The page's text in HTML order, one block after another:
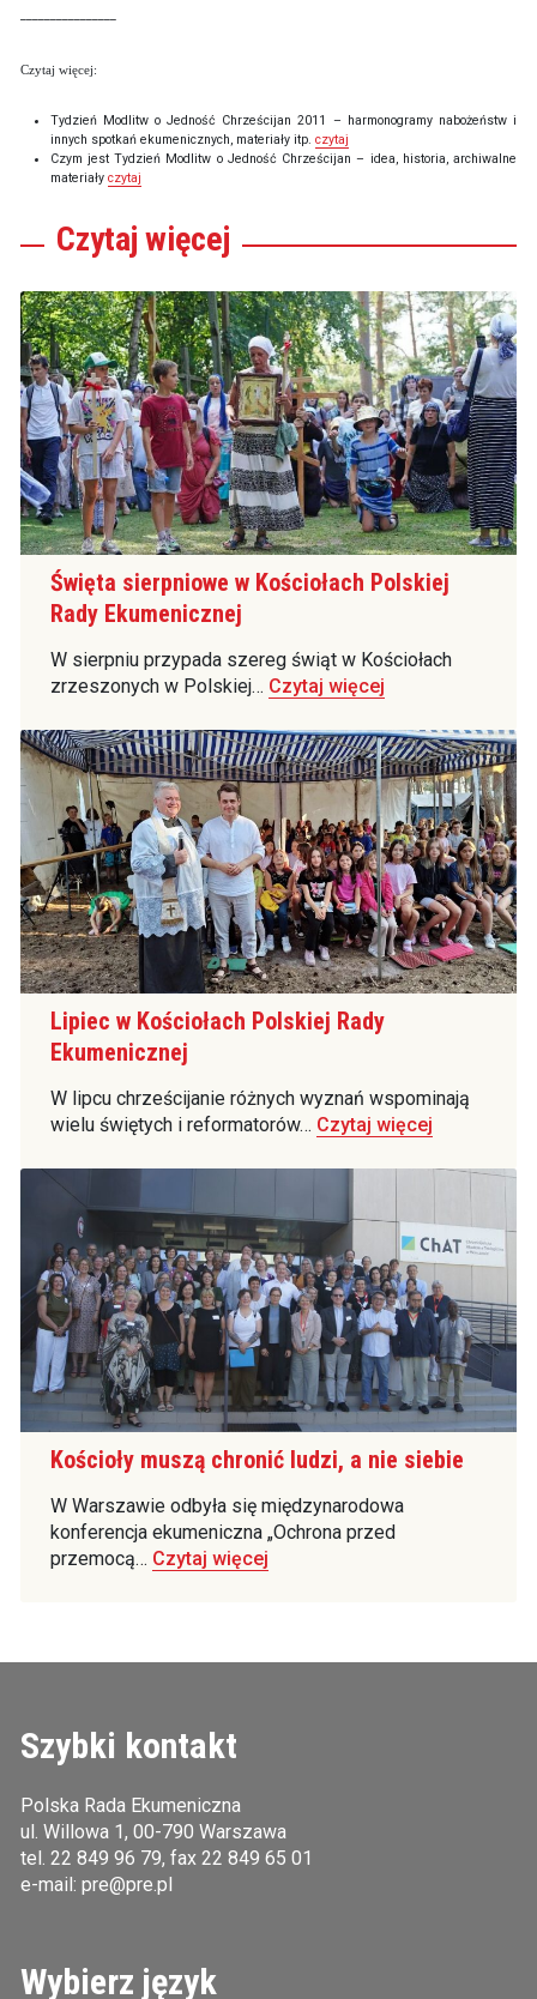
Czytaj więcej:
Tydzień Modlitw o Jedność Chrześcijan 2011 – harmonogramy nabożeństw i
innych spotkań ekumenicznych, materiały itp. czytaj
Czym jest Tydzień Modlitw o Jedność Chrześcijan – idea, historia, archiwalne
materiały czytaj
Czytaj więcej
Święta sierpniowe w Kościołach Polskiej
Rady Ekumenicznej
W sierpniu przypada szereg świąt w Kościołach
zrzeszonych w Polskiej… Czytaj więcej
Lipiec w Kościołach Polskiej Rady
Ekumenicznej
W lipcu chrześcijanie różnych wyznań wspominają
wielu świętych i reformatorów… Czytaj więcej
Kościoły muszą chronić ludzi, a nie siebie
W Warszawie odbyła się międzynarodowa
konferencja ekumeniczna „Ochrona przed
przemocą… Czytaj więcej
Szybki kontakt
Polska Rada Ekumeniczna
ul. Willowa 1, 00-790 Warszawa
tel. 22 849 96 79, fax 22 849 65 01
e-mail: pre@pre.pl
Wybierz język